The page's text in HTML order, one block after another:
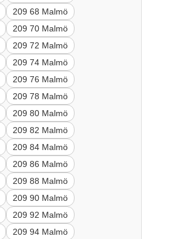
209 68 Malmö
209 70 Malmö
209 72 Malmö
209 74 Malmö
209 76 Malmö
209 78 Malmö
209 80 Malmö
209 82 Malmö
209 84 Malmö
209 86 Malmö
209 88 Malmö
209 90 Malmö
209 92 Malmö
209 94 Malmö